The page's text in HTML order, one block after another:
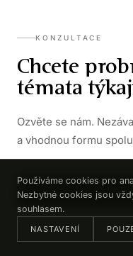
KONZULTACE
Chcete
témata
Ozvěte se nám.
a vhodnou formu
DOMLUVIT
Používáme cookies pro
Nezbytné cookies jsou
souhlasem.
NASTAVENÍ